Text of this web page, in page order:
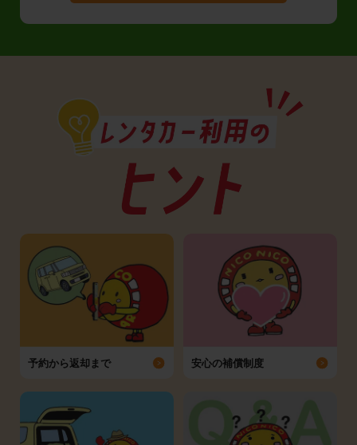
予約から返却まで 安心の補償制度